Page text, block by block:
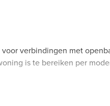
verbindingen met
is te bereiken per